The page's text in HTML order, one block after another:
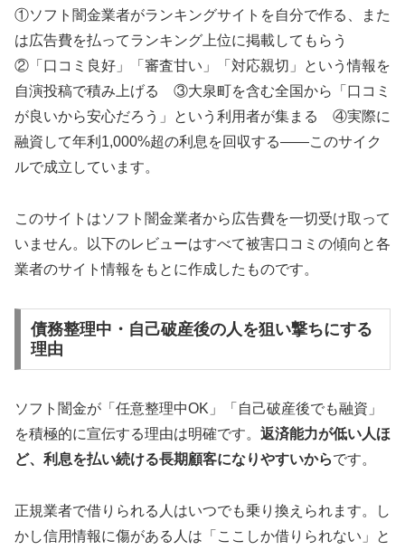
①ソフト闇金業者がランキングサイトを自分で作る、また
は広告費を払ってランキング上位に掲載してもらう
②「口コミ良好」「審査甘い」「対応親切」という情報を
自演投稿で積み上げる ③大泉町を含む全国から「口コミ
が良いから安心だろう」という利用者が集まる ④実際に
融資して年利1,000%超の利息を回収する——このサイク
ルで成立しています。
このサイトはソフト闇金業者から広告費を一切受け取って
いません。以下のレビューはすべて被害口コミの傾向と各
業者のサイト情報をもとに作成したものです。
債務整理中・自己破産後の人を狙い撃ちにする
理由
ソフト闇金が「任意整理中OK」「自己破産後でも融資」
を積極的に宣伝する理由は明確です。 返済能力が低い人ほ
ど、利息を払い続ける長期顧客になりやすいからです。
正規業者で借りられる人はいつでも乗り換えられます。し
かし信用情報に傷がある人は「ここしか借りられない」と